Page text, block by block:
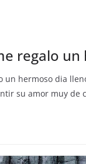
regalo
un hermoso dia
su amor muy de